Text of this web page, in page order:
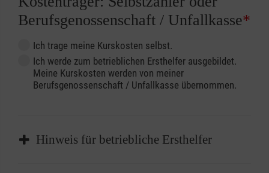
Berufsgenossenschaft / Unfallkasse*
Ich trage meine Kurskosten selbst.
Ich werde zum betrieblichen Ersthelfer ausgebildet.
Meine Kurskosten werden von meiner
Berufsgenossenschaft / Unfallkasse übernommen.
Hinweis für betriebliche Ersthelfer